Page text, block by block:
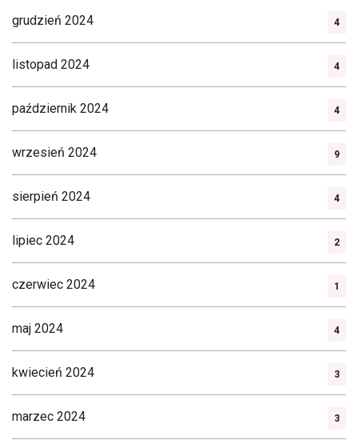
grudzień 2024 4
listopad 2024 4
październik 2024 4
wrzesień 2024 9
sierpień 2024 4
lipiec 2024 2
czerwiec 2024 1
maj 2024 4
kwiecień 2024 3
marzec 2024 3